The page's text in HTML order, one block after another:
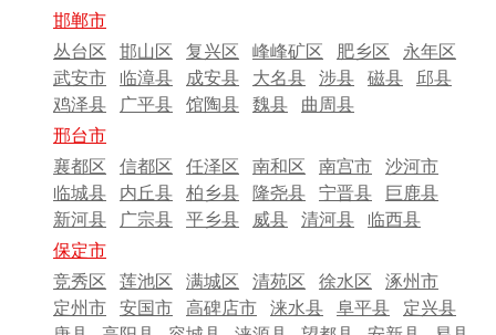
邯郸市
丛台区
邯山区 复兴区 峰峰矿区 肥乡区
永年区
武安市
临漳县 成安县 大名县 涉县 磁县
邱县
鸡泽县
广平县 馆陶县 魏县
曲周县
邢台市
襄都区
信都区 任泽区 南和区 南宫市
沙河市
临城县
内丘县 柏乡县 隆尧县 宁晋县
巨鹿县
新河县
广宗县 平乡县 威县 清河县
临西县
保定市
竞秀区
莲池区 满城区 清苑区 徐水区
涿州市
定州市
安国市 高碑店市 涞水县 阜平县
定兴县